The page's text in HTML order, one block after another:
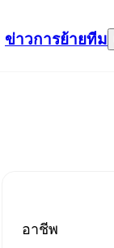
ข่าวการย้ายทีม
อาชีพ